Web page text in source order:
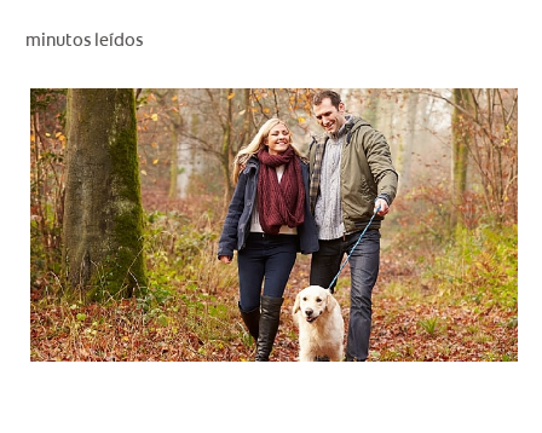
PROMOCIONES
PA (ES)
SUSCRÍBASE
minutos leídos